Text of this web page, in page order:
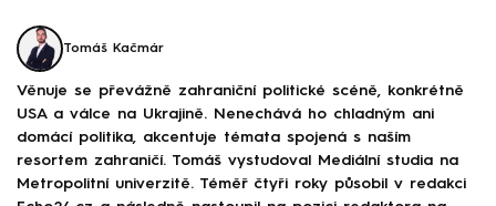
Tomáš Kačmár
Věnuje se převážně zahraniční politické scéně, konkrétně
USA a válce na Ukrajině. Nenechává ho chladným ani
domácí politika, akcentuje témata spojená s naším
resortem zahraničí. Tomáš vystudoval Mediální studia na
Metropolitní univerzitě. Téměř čtyři roky působil v redakci